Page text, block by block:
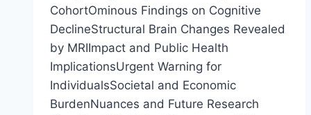
CohortOminous Findings on Cognitive
DeclineStructural Brain Changes Revealed
by MRIImpact and Public Health
ImplicationsUrgent Warning for
IndividualsSocietal and Economic
BurdenNuances and Future Research